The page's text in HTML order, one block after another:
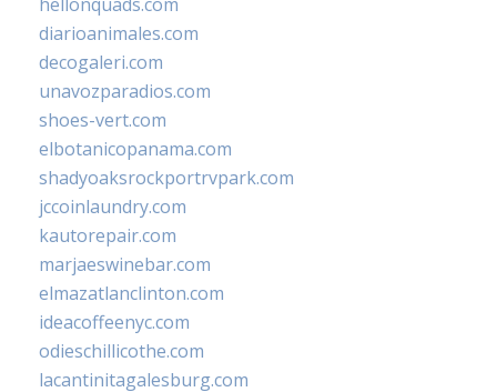
diarioanimales.com
decogaleri.com
unavozparadios.com
shoes-vert.com
elbotanicopanama.com
shadyoaksrockportrvpark.com
jccoinlaundry.com
kautorepair.com
marjaeswinebar.com
elmazatlanclinton.com
ideacoffeenyc.com
odieschillicothe.com
lacantinitagalesburg.com